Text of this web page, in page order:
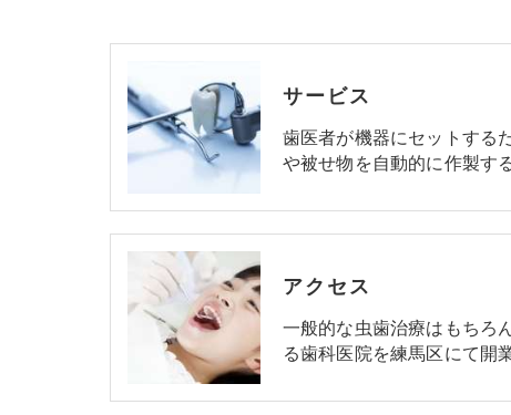
サービス
歯医者が機器にセットする
や被せ物を自動的に作製す
アクセス
一般的な虫歯治療はもちろ
る歯科医院を練馬区にて開